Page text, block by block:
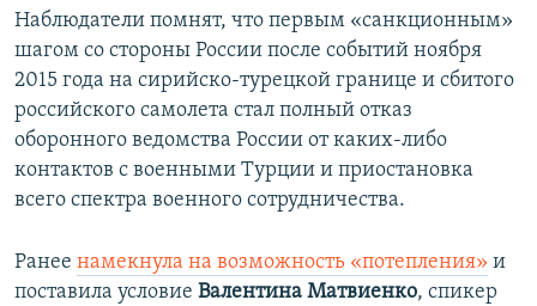
Наблюдатели помнят, что первым «санкционным»
шагом со стороны России после событий ноября
2015 года на сирийско-турецкой границе и сбитого
российского самолета стал полный отказ
оборонного ведомства России от каких-либо
контактов с военными Турции и приостановка
всего спектра военного сотрудничества.
Ранее намекнула на возможность «потепления» и
поставила условие Валентина Матвиенко, спикер